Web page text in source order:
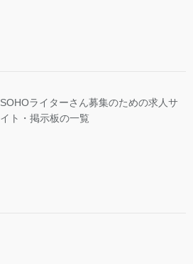
SOHOライターさん募集のための求人サ
イト・掲示板の一覧